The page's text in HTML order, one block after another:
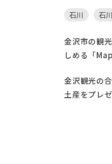
石川 石
金沢市の観
しめる「
金沢観光の
土産をプレ